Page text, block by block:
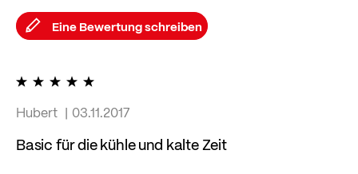
Eine Bewertung schreiben
Hubert
03.11.2017
Basic für die kühle und kalte Zeit